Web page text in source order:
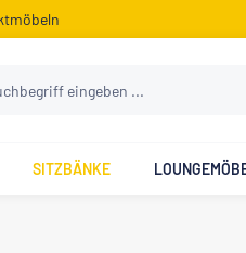
SITZBÄNKE